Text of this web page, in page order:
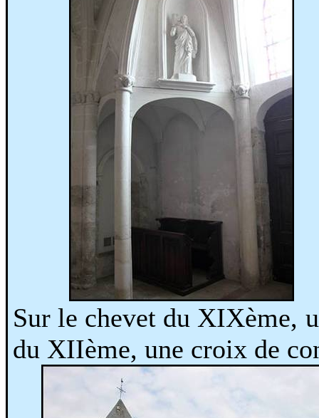
Sur le chevet du XIXème,
du XIIème, une croix de